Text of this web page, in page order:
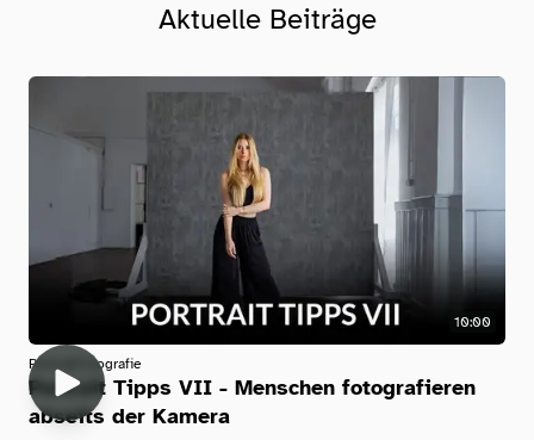
Aktuelle Beiträge
10:00
Portrait Fotografie
Portrait Tipps VII - Menschen fotografieren
abseits der Kamera